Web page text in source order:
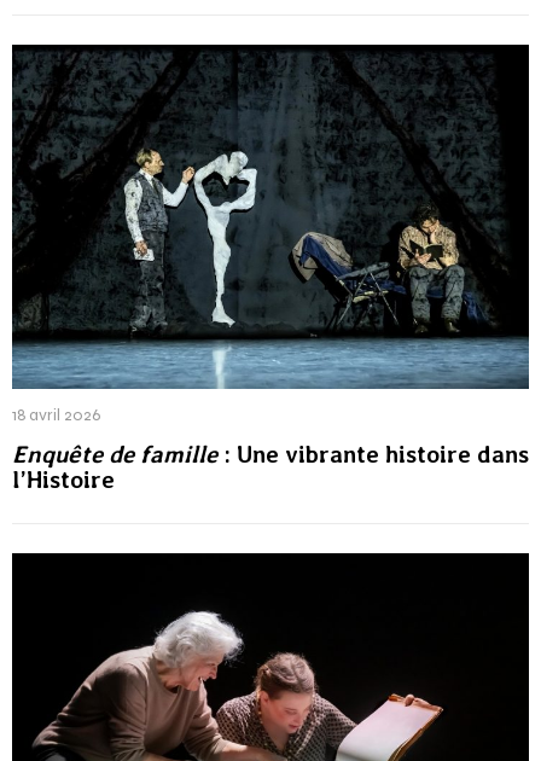
18 avril 2026
Enquête de famille: Une vibrante histoire dans
l’Histoire